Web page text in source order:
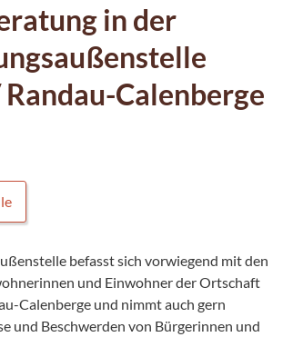
in der
Randau-Calenberge
befasst sich vorwiegend mit den
und Einwohner der Ortschaft
Calenberge und nimmt auch gern
und Beschwerden von Bürgerinnen und